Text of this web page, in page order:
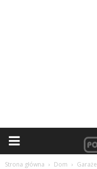
Strona główna Dom Garaże